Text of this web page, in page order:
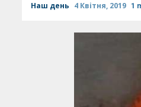
Наш день 4 Квітня, 2019 1